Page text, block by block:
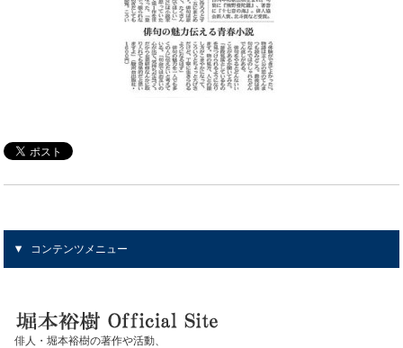
コンテンツメニュー
俳人・堀本裕樹の著作や活動、